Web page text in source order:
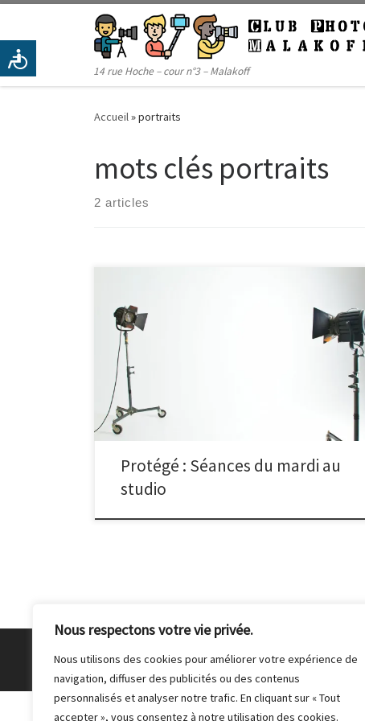
Nous respectons votre vie privée.
Nous utilisons des cookies pour améliorer votre expérience de
navigation, diffuser des publicités ou des contenus
personnalisés et analyser notre trafic. En cliquant sur « Tout
accepter », vous consentez à notre utilisation des cookies.
Passer au contenu
14 rue Hoche – cour n°3 – Malakoff
Accueil»portraits
mots clés portraits
2 articles
Il n’y a pas d’extrait, car cette publication est
protégée.
Protégé : Séances du mardi au
studio
© 2026Club Photo de Malakoff– Tous droits réservés